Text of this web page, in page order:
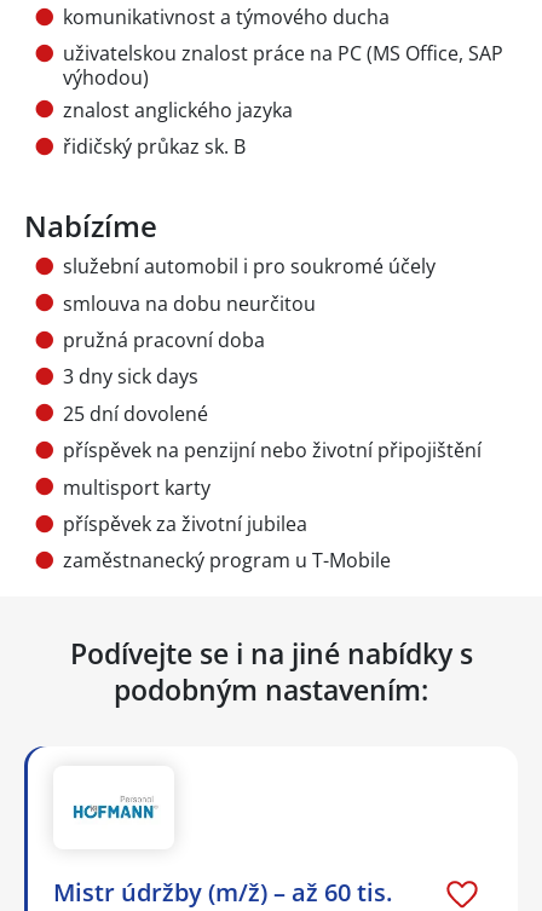
komunikativnost a týmového ducha
uživatelskou znalost práce na PC (MS Office, SAP
výhodou)
znalost anglického jazyka
řidičský průkaz sk. B
Nabízíme
služební automobil i pro soukromé účely
smlouva na dobu neurčitou
pružná pracovní doba
3 dny sick days
25 dní dovolené
příspěvek na penzijní nebo životní připojištění
multisport karty
příspěvek za životní jubilea
zaměstnanecký program u T-Mobile
Podívejte se i na jiné nabídky s
podobným nastavením:
Mistr údržby (m/ž) – až 60 tis.